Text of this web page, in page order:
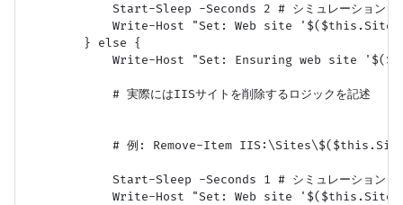
            Start-Sleep -Seconds 2 # シミュレーション
Write-Host "Set: Web site
        } else {
Write-Host "Set: Ensuring web site
            # 実際にはIISサイトを削除するロジックを記述
# 例: Remove-Item
            Start-Sleep -Seconds 1 # シミュレーション
Write-Host "Set: Web site